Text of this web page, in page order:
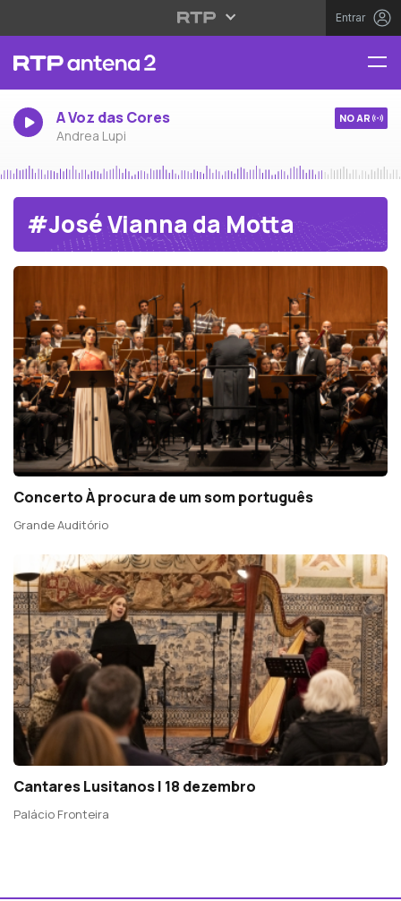
Entrar
A Voz das Cores
Andrea Lupi
NO AR
#José Vianna da Motta
Concerto À procura de um som português
Grande Auditório
Cantares Lusitanos | 18 dezembro
Palácio Fronteira